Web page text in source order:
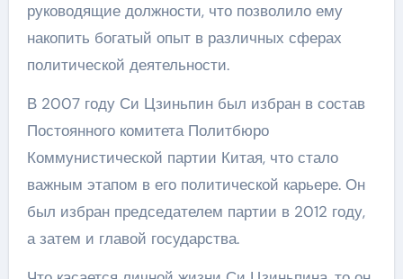
руководящие должности, что позволило ему
накопить богатый опыт в различных сферах
политической деятельности.
В 2007 году Си Цзиньпин был избран в состав
Постоянного комитета Политбюро
Коммунистической партии Китая, что стало
важным этапом в его политической карьере. Он
был избран председателем партии в 2012 году,
а затем и главой государства.